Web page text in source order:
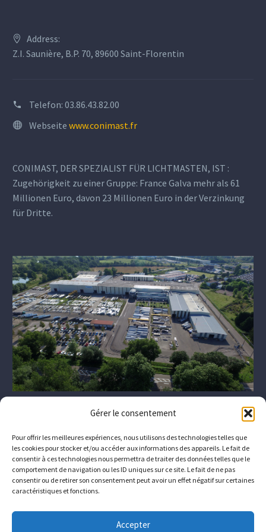
Gérer le consentement
Pour offrir les meilleures expériences, nous utilisons des technologies telles que
les cookies pour stocker et/ou accéder aux informations des appareils. Le fait de
consentir à ces technologies nous permettra de traiter des données telles que le
comportement de navigation ou les ID uniques sur ce site. Le fait de ne pas
consentir ou de retirer son consentement peut avoir un effet négatif sur certaines
caractéristiques et fonctions.
Accepter
Address:
Z.I. Saunière, B.P. 70, 89600 Saint-Florentin
Telefon: 03.86.43.82.00
Webseite www.conimast.fr
CONIMAST, DER SPEZIALIST FÜR LICHTMASTEN, IST :
Zugehörigkeit zu einer Gruppe: France Galva mehr als 61
Millionen Euro, davon 23 Millionen Euro in der Verzinkung
für Dritte.